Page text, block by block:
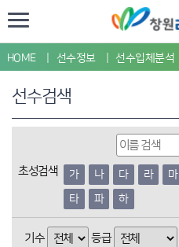
HOME 선수정보 선수입체분석
선수검색
초성검색 가 나 다 라 마
타
파 하
기수 등급